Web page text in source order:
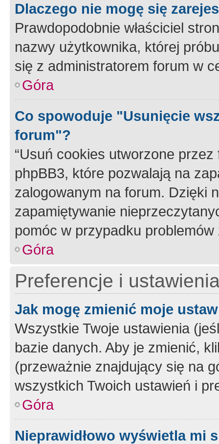
Dlaczego nie mogę się
Prawdopodobnie właściciel
nazwy użytkownika, której
się z administratorem forum w
Góra
Co spowoduje "Usunięcie
forum"?
“Usuń cookies utworzone
phpBB3, które pozwalają na
zalogowanym na forum. Dzięki
zapamiętywanie
pomóc w przypadku
Góra
Preferencje i
Jak mogę zmienić moje
Wszystkie Twoje ustawienia
bazie danych. Aby je zmienić,
(przeważnie znajdujący się na
wszystkich Twoich ustawień i
Góra
Nieprawidłowo wyświetla mi